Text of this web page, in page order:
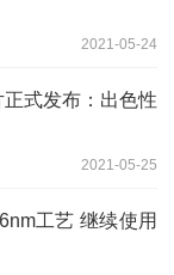
2021-05-24
式发布：出色性
2021-05-25
工艺 继续使用